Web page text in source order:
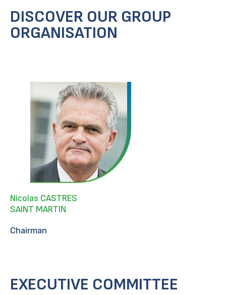
DISCOVER OUR GROUP
ORGANISATION
Nicolas CASTRES
SAINT MARTIN
Chairman
EXECUTIVE COMMITTEE